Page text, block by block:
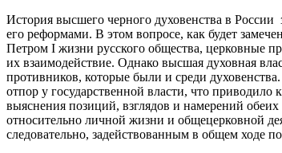
История высшего черного духовенства в
его реформами. В этом вопросе, как будет
Петром I жизни русского общества, церковные
их взаимодействие. Однако высшая духовная
противников, которые были и среди
отпор у государственной власти, что
выяснения позиций, взглядов и намерений
относительно личной жизни и общецерковной
следовательно, задействованным в общем ходе